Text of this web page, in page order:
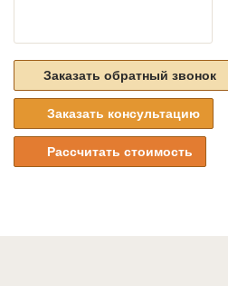
Заказать обратный звонок
Заказать консультацию
Рассчитать стоимость